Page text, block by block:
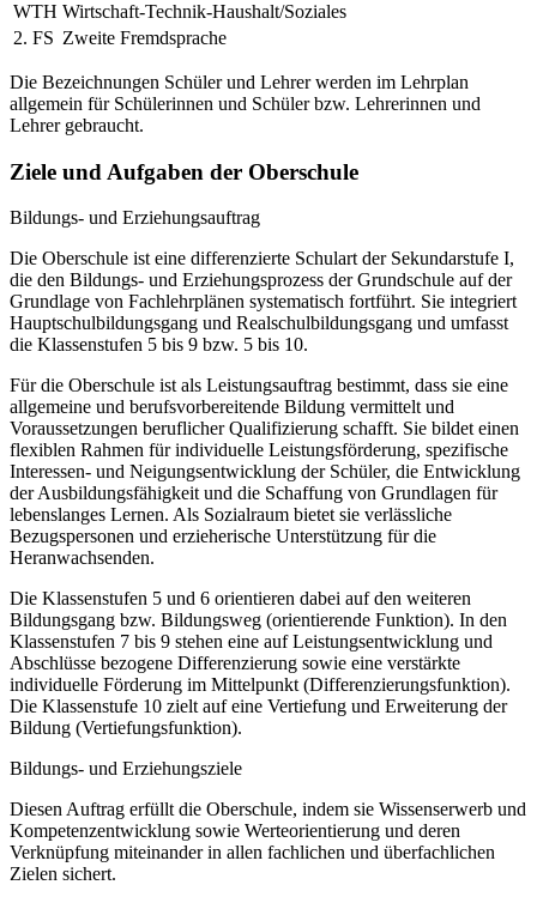
WTH Wirtschaft-Technik-Haushalt/Soziales
2. FS Zweite Fremdsprache
Die Bezeichnungen Schüler und Lehrer werden im Lehrplan
allgemein für Schülerinnen und Schüler bzw. Lehrerinnen und
Lehrer gebraucht.
Ziele und Aufgaben der Oberschule
Bildungs- und Erziehungsauftrag
Die Oberschule ist eine differenzierte Schulart der Sekundarstufe I,
die den Bildungs- und Erziehungsprozess der Grundschule auf der
Grundlage von Fachlehrplänen systematisch fortführt. Sie integriert
Hauptschulbildungsgang und Realschulbildungsgang und umfasst
die Klassenstufen 5 bis 9 bzw. 5 bis 10.
Für die Oberschule ist als Leistungsauftrag bestimmt, dass sie eine
allgemeine und berufsvorbereitende Bildung vermittelt und
Voraussetzungen beruflicher Qualifizierung schafft. Sie bildet einen
flexiblen Rahmen für individuelle Leistungsförderung, spezifische
Interessen- und Neigungsentwicklung der Schüler, die Entwicklung
der Ausbildungsfähigkeit und die Schaffung von Grundlagen für
lebenslanges Lernen. Als Sozialraum bietet sie verlässliche
Bezugspersonen und erzieherische Unterstützung für die
Heranwachsenden.
Die Klassenstufen 5 und 6 orientieren dabei auf den weiteren
Bildungsgang bzw. Bildungsweg (orientierende Funktion). In den
Klassenstufen 7 bis 9 stehen eine auf Leistungsentwicklung und
Abschlüsse bezogene Differenzierung sowie eine verstärkte
individuelle Förderung im Mittelpunkt (Differenzierungsfunktion).
Die Klassenstufe 10 zielt auf eine Vertiefung und Erweiterung der
Bildung (Vertiefungsfunktion).
Bildungs- und Erziehungsziele
Diesen Auftrag erfüllt die Oberschule, indem sie Wissenserwerb und
Kompetenzentwicklung sowie Werteorientierung und deren
Verknüpfung miteinander in allen fachlichen und überfachlichen
Zielen sichert.